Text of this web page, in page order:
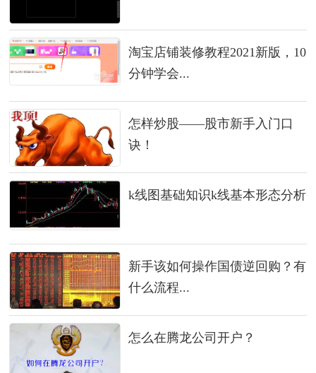
淘宝店铺装修教程2021新版，10
分钟学会...
怎样炒股——股市新手入门口
诀！
k线图基础知识k线基本形态分析
新手该如何操作国债逆回购？有
什么流程...
怎么在腾龙公司开户？